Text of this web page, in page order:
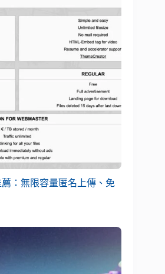
：無限容量匿名上傳、免